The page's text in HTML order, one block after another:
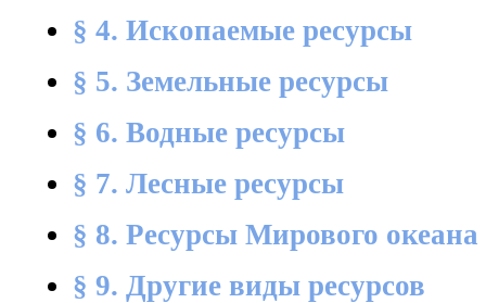
§ 4. Ископаемые ресурсы
§ 5. Земельные ресурсы
§ 6. Водные ресурсы
§ 7. Лесные ресурсы
§ 8. Ресурсы Мирового океана
§ 9. Другие виды ресурсов